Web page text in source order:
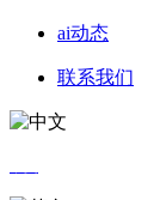
ai动态
联系我们